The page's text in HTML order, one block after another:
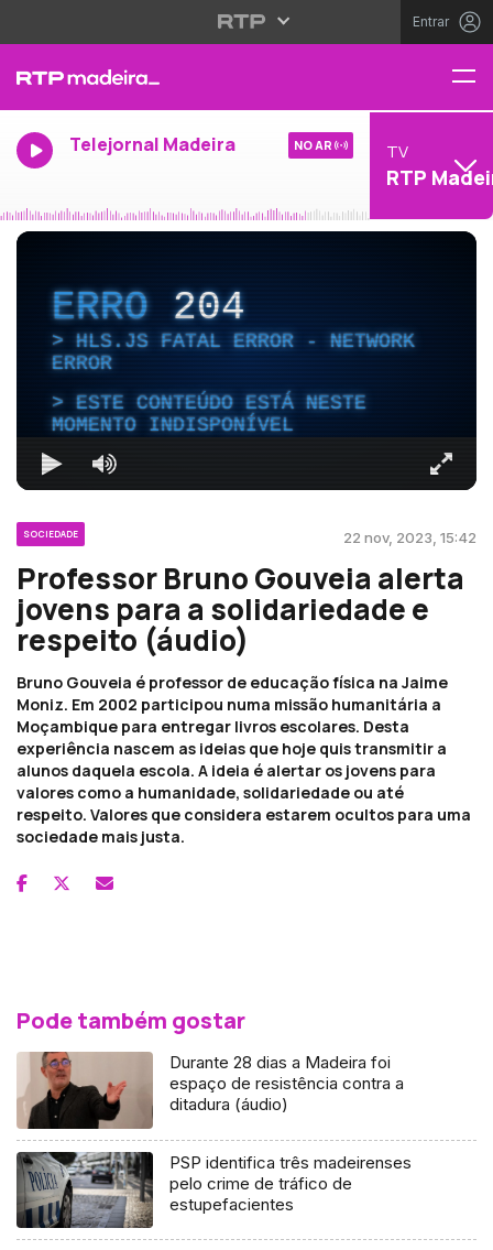
Entrar
Telejornal Madeira NO AR TV
RTP
ERRO204
HLS.JS FATAL ERROR - NETWORK
ERROR
ESTE CONTEÚDO ESTÁ NESTE
MOMENTO INDISPONÍVEL
SOCIEDADE 22 nov, 2023, 15:42
Professor Bruno Gouveia alerta
jovens para a solidariedade e
respeito (áudio)
Bruno Gouveia é professor de educação física na Jaime
Moniz. Em 2002 participou numa missão humanitária a
Moçambique para entregar livros escolares. Desta
experiência nascem as ideias que hoje quis transmitir a
alunos daquela escola. A ideia é alertar os jovens para
valores como a humanidade, solidariedade ou até
respeito. Valores que considera estarem ocultos para uma
sociedade mais justa.
Pode também gostar
Durante 28 dias a Madeira foi
espaço de resistência contra a
ditadura (áudio)
PSP identifica três madeirenses
pelo crime de tráfico de
estupefacientes